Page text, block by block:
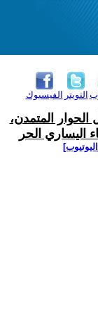
الفيسبوك التويتر
الحوار المتمدن،
اليساري الحر